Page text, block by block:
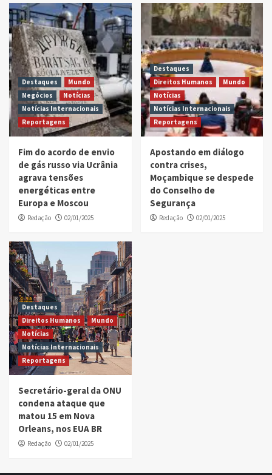
Destaques
Mundo
Negócios
Notícias
Notícias Internacionais
Reportagens
Fim do acordo de envio
de gás russo via Ucrânia
agrava tensões
energéticas entre
Europa e Moscou
Redação 02/01/2025
Destaques
Direitos Humanos
Mundo
Notícias
Notícias Internacionais
Reportagens
Apostando em diálogo
contra crises,
Moçambique se despede
do Conselho de
Segurança
Redação 02/01/2025
Destaques
Direitos Humanos
Mundo
Notícias
Notícias Internacionais
Reportagens
Secretário-geral da ONU
condena ataque que
matou 15 em Nova
Orleans, nos EUA BR
Redação 02/01/2025